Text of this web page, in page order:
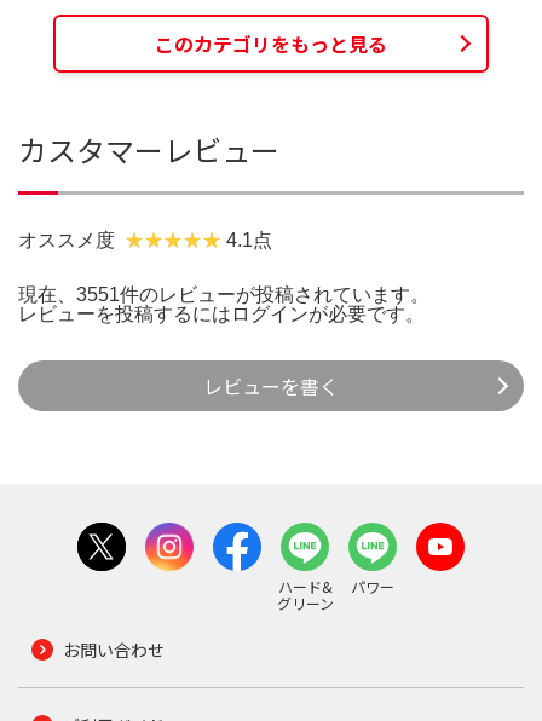
このカテゴリをもっと見る
カスタマーレビュー
オススメ度 4.1点
現在、3551件のレビューが投稿されています。
レビューを投稿するには ログインが必要です。
レビューを書く
ハード&
グリーン
パワー
お問い合わせ